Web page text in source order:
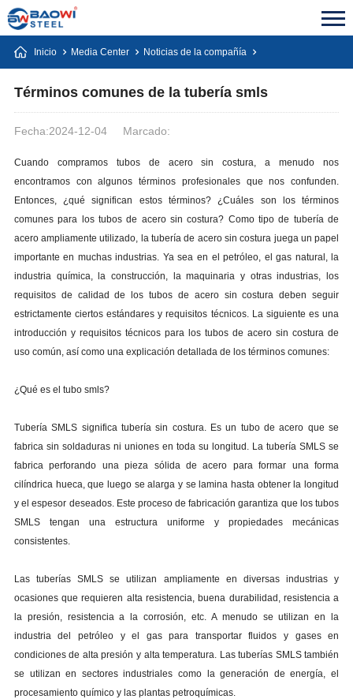
Inicio Media Center Noticias de la compañía
Términos comunes de la tubería smls
Fecha:2024-12-04 Marcado:
Cuando compramos tubos de acero sin costura, a menudo nos
encontramos con algunos términos profesionales que nos confunden.
Entonces, ¿qué significan estos términos? ¿Cuáles son los términos
comunes para los tubos de acero sin costura? Como tipo de tubería de
acero ampliamente utilizado, la tubería de acero sin costura juega un papel
importante en muchas industrias. Ya sea en el petróleo, el gas natural, la
industria química, la construcción, la maquinaria y otras industrias, los
requisitos de calidad de los tubos de acero sin costura deben seguir
estrictamente ciertos estándares y requisitos técnicos. La siguiente es una
introducción y requisitos técnicos para los tubos de acero sin costura de
uso común, así como una explicación detallada de los términos comunes:
¿Qué es el tubo smls?
Tubería SMLS significa tubería sin costura. Es un tubo de acero que se
fabrica sin soldaduras ni uniones en toda su longitud. La tubería SMLS se
fabrica perforando una pieza sólida de acero para formar una forma
cilíndrica hueca, que luego se alarga y se lamina hasta obtener la longitud
y el espesor deseados. Este proceso de fabricación garantiza que los tubos
SMLS tengan una estructura uniforme y propiedades mecánicas
consistentes.
Las tuberías SMLS se utilizan ampliamente en diversas industrias y
ocasiones que requieren alta resistencia, buena durabilidad, resistencia a
la presión, resistencia a la corrosión, etc. A menudo se utilizan en la
industria del petróleo y el gas para transportar fluidos y gases en
condiciones de alta presión y alta temperatura. Las tuberías SMLS también
se utilizan en sectores industriales como la generación de energía, el
procesamiento químico y las plantas petroquímicas.